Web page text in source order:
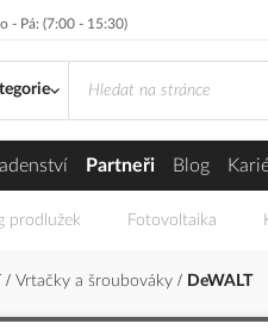
- Pá: (7:00 - 15:30)
Partneři Blog
prodlužek Fotovoltaika
Vrtačky a šroubováky DeWALT